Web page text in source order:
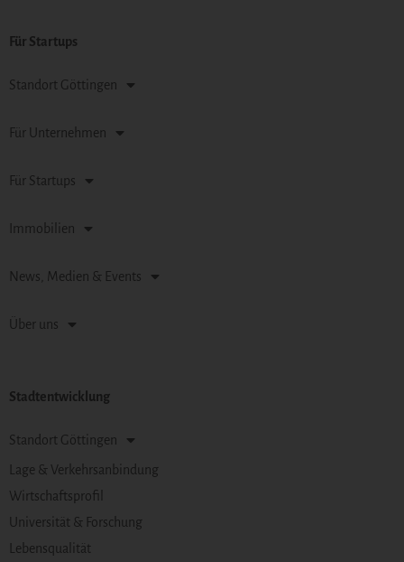
Für Startups
Standort Göttingen
Für Unternehmen
Für Startups
Immobilien
News, Medien & Events
Über uns
Stadtentwicklung
Standort Göttingen
Lage & Verkehrsanbindung
Wirtschaftsprofil
Universität & Forschung
Lebensqualität